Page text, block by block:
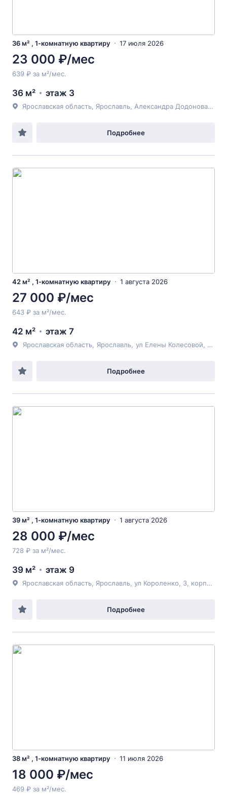
36 м² , 1-комнатную квартиру 17 июля 2026
23 000 ₽/мес
639 ₽ за м²/мес.
36 м² этаж 3
Ярославская область, Ярославль, Александра Додонова улица, д.6к2
Подробнее
42 м² , 1-комнатную квартиру 1 августа 2026
27 000 ₽/мес
643 ₽ за м²/мес.
42 м² этаж 7
Ярославская область Ярославль ул Елены Колесовой
Подробнее
39 м² , 1-комнатную квартиру 1 августа 2026
28 000 ₽/мес
728 ₽ за м²/мес.
39 м² этаж 9
Ярославская область, Ярославль, ул Короленко, 3, корпус 2
Подробнее
38 м² , 1-комнатную квартиру 11 июля 2026
18 000 ₽/мес
469 ₽ за м²/мес.